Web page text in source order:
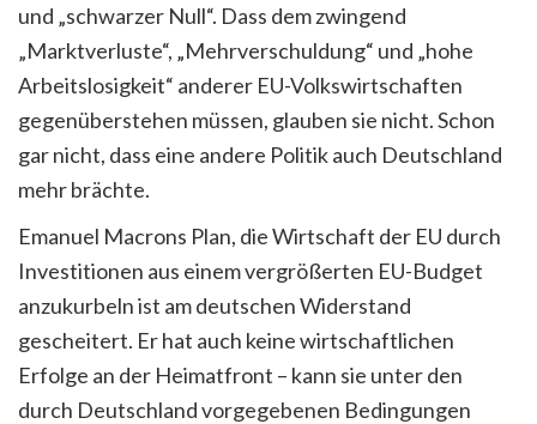
und „schwarzer Null“. Dass dem zwingend
„Marktverluste“, „Mehrverschuldung“ und „hohe
Arbeitslosigkeit“ anderer EU-Volkswirtschaften
gegenüberstehen müssen, glauben sie nicht. Schon
gar nicht, dass eine andere Politik auch Deutschland
mehr brächte.
Emanuel Macrons Plan, die Wirtschaft der EU durch
Investitionen aus einem vergrößerten EU-Budget
anzukurbeln ist am deutschen Widerstand
gescheitert. Er hat auch keine wirtschaftlichen
Erfolge an der Heimatfront – kann sie unter den
durch Deutschland vorgegebenen Bedingungen